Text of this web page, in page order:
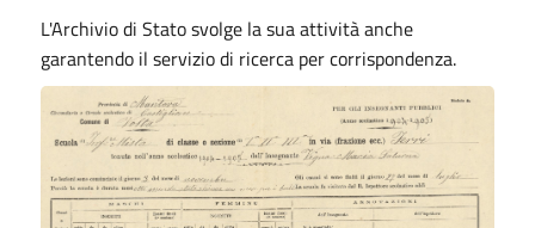
L'Archivio di Stato svolge la sua attività anche
garantendo il servizio di ricerca per corrispondenza.